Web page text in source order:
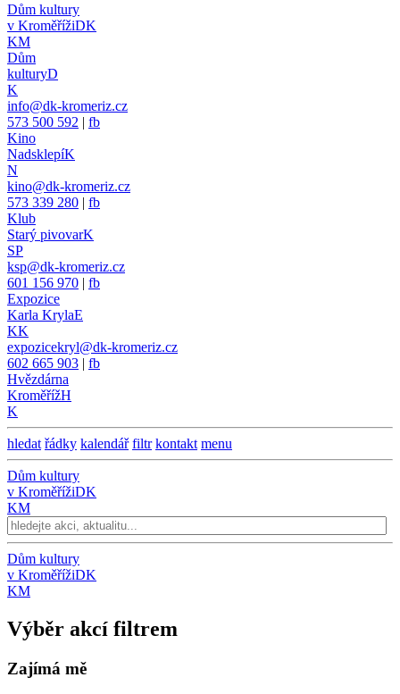
Dům kultury
v KroměřížiDK
KM
Dům
kulturyD
K
info@dk-kromeriz.cz
573 500 592 | fb
Kino
NadsklepíK
N
kino@dk-kromeriz.cz
573 339 280 | fb
Klub
Starý pivovarK
SP
ksp@dk-kromeriz.cz
601 156 970 | fb
Expozice
Karla KrylaE
KK
expozicekryl@dk-kromeriz.cz
602 665 903 | fb
Hvězdárna
KroměřížH
K
hledat řádky kalendář filtr kontakt menu
Dům kultury
v KroměřížiDK
KM
Dům kultury
v KroměřížiDK
KM
Výběr akcí filtrem
Zajímá mě